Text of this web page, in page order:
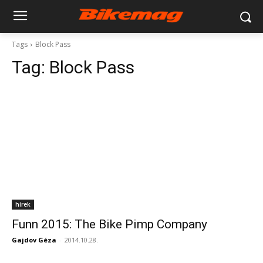
Tags Block Pass
Tag: Block Pass
hírek
Funn 2015: The Bike Pimp Company
Gajdov Géza - 2014.10.28.